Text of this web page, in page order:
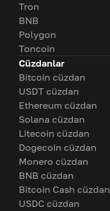
Tron
BNB
Polygon
Toncoin
Cüzdanlar
Bitcoin cüzdan
USDT cüzdan
Ethereum cüzdan
Solana cüzdan
Litecoin cüzdan
Dogecoin cüzdan
Monero cüzdan
BNB cüzdan
Bitcoin Cash cüzdan
USDC cüzdan